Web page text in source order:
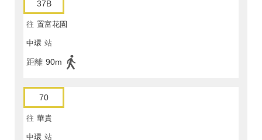
37B
往 置富花園
中環 站
距離 90m
70
往 華貴
中環 站